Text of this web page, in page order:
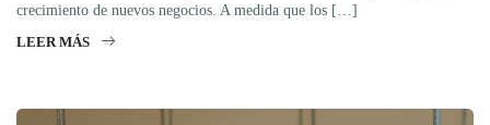
crecimiento de nuevos negocios. A medida que los […]
LEER MÁS